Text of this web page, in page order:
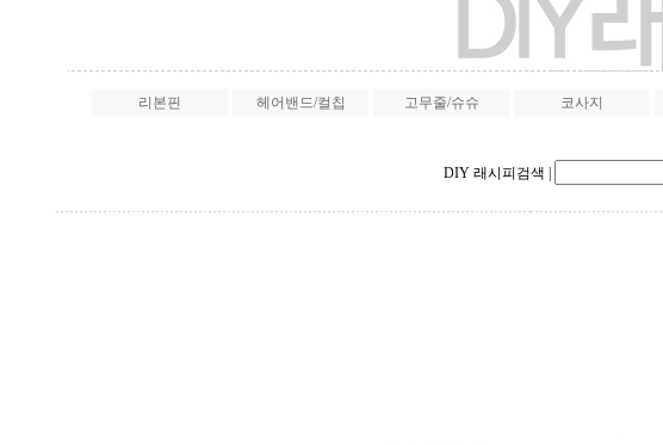
리본핀 헤어밴드/컬칩 고무줄/슈슈 코사지
DIY 래시피검색